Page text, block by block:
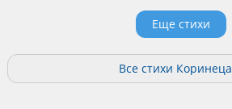
Еще стихи
Все стихи Коринеца